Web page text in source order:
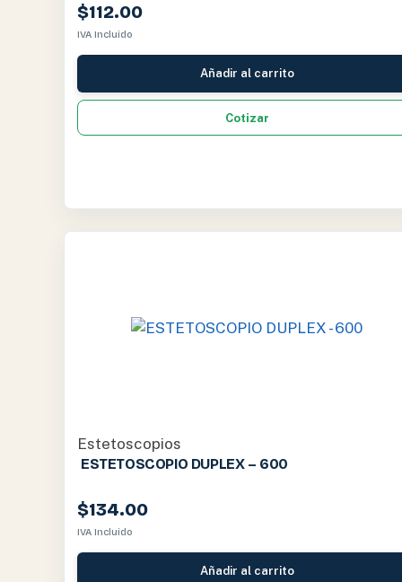
$112.00
IVA Incluido
Añadir al carrito
Cotizar
Estetoscopios
ESTETOSCOPIO DUPLEX – 600
$134.00
IVA Incluido
Añadir al carrito